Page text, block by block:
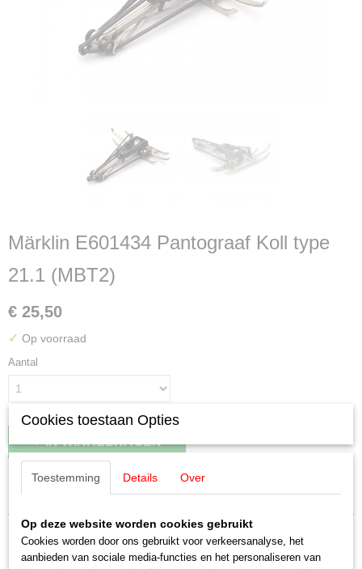
Märklin E601434 Pantograaf Koll type
21.1 (MBT2)
€ 25,50
✓ Op voorraad
Aantal
IN WINKELWAGEN
Specificaties
Productcode leverancier
E601434
Schaal
Omschrijving
Märklin E601434 Pantograaf Koll type 21.1
Cookies toestaan Opties
Toestemming Details Over
Op deze website worden cookies gebruikt
Cookies worden door ons gebruikt voor verkeersanalyse, het
aanbieden van sociale media-functies en het personaliseren van